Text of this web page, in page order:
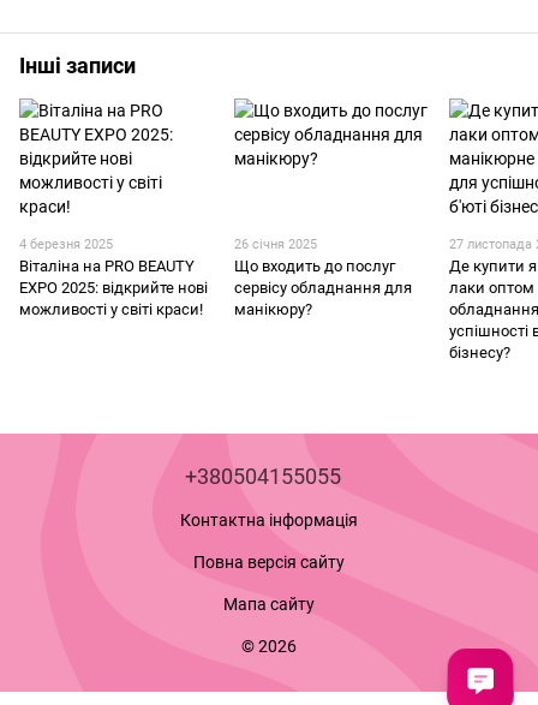
Інші записи
4 березня 2025
Віталіна на PRO BEAUTY
EXPO 2025: відкрийте нові
можливості у світі краси!
26 січня 2025
Що входить до послуг
сервісу обладнання для
манікюру?
27 листопада
Де купити
лаки оптом
успішності
бізнесу?
+380504155055
Контактна інформація
Повна версія сайту
Мапа сайту
© 2026